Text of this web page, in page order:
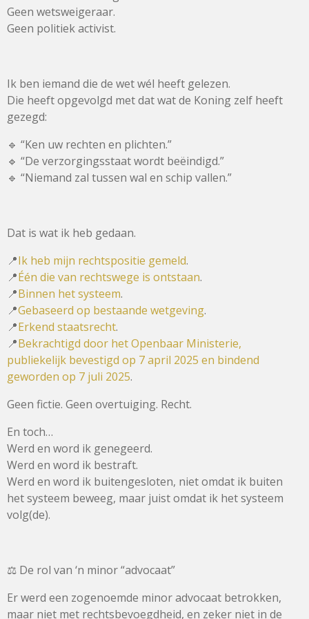
Geen wetsweigeraar.
Geen politiek activist.
Ik ben iemand die de wet wél heeft gelezen.
Die heeft opgevolgd met dat wat de Koning zelf heeft
gezegd:
🔹 “Ken uw rechten en plichten.”
🔹 “De verzorgingsstaat wordt beëindigd.”
🔹 “Niemand zal tussen wal en schip vallen.”
Dat is wat ik heb gedaan.
📍Ik heb mijn rechtspositie gemeld.
📍Één die van rechtswege is ontstaan.
📍Binnen het systeem.
📍Gebaseerd op bestaande wetgeving.
📍Erkend staatsrecht.
📍Bekrachtigd door het Openbaar Ministerie,
publiekelijk bevestigd op 7 april 2025 en bindend
geworden op 7 juli 2025.
Geen fictie. Geen overtuiging. Recht.
En toch…
Werd en word ik genegeerd.
Werd en word ik bestraft.
Werd en word ik buitengesloten, niet omdat ik buiten
het systeem beweeg, maar juist omdat ik het systeem
volg(de).
⚖️ De rol van ‘n minor “advocaat”
Er werd een zogenoemde minor advocaat betrokken,
maar niet met rechtsbevoegdheid, en zeker niet in de